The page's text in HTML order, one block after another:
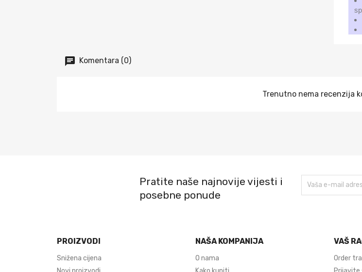
Komentara (0)
Trenutno nema recenzija
Pratite naše najnovije vijesti i
posebne ponude
PROIZVODI
Snižena cijena
NAŠA KOMPANIJA
O nama
VAŠ
Order